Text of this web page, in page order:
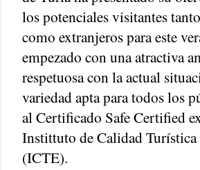
los potenciales visitantes
como extranjeros para este
empezado con una atractiva
respetuosa con la actual
variedad apta para todos los
al Certificado Safe Certified
Instittuto de Calidad Turística
(ICTE).